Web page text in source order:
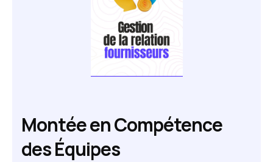
Montée en Compétence
des Équipes